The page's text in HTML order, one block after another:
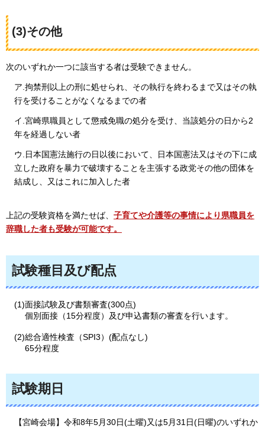
(3)その他
次のいずれか一つに該当する者は受験できません。
ア.拘禁刑以上の刑に処せられ、その執行を終わるまで又はその執
行を受けることがなくなるまでの者
イ.宮崎県職員として懲戒免職の処分を受け、当該処分の日から2
年を経過しない者
ウ.日本国憲法施行の日以後において、日本国憲法又はその下に成
立した政府を暴力で破壊することを主張する政党その他の団体を
結成し、又はこれに加入した者
上記の受験資格を満たせば、 子育てや介護等の事情により県職員を
辞職した者も受験が可能です。
試験種目及び配点
(1)面接試験及び書類審査(300点)
個別面接（15分程度）及び申込書類の審査を行います。
(2)総合適性検査（SPI3）(配点なし)
65分程度
試験期日
【宮崎会場】令和8年5月30日(土曜)又は5月31日(日曜)のいずれか